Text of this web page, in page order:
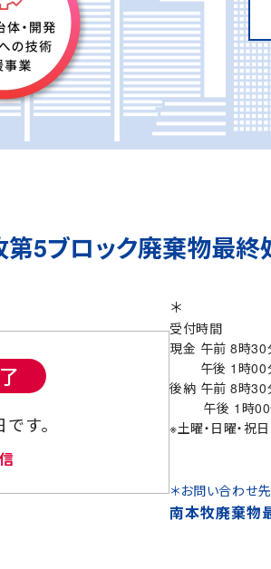
5ブロック廃棄物最終
す。
＊
受付時間
現金 午前 8時
午後 1時00分
後納 午前 8時
午後 1時00分
※土曜・日曜・祝
＊お問い合わせ先
南本牧廃棄